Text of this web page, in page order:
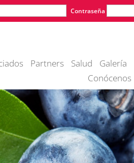
Contraseña
Partners Salud Galería
Conócenos